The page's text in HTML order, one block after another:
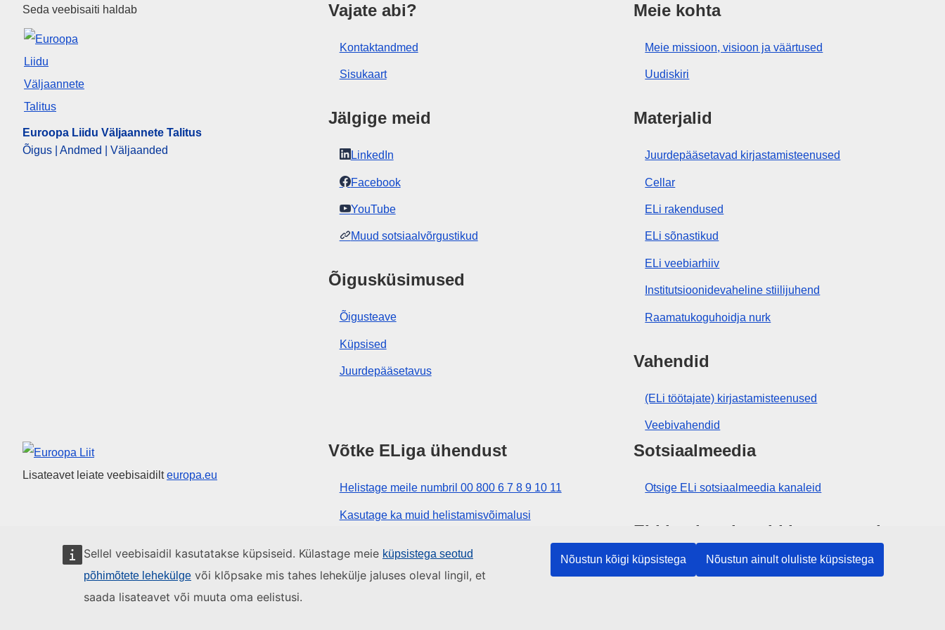
Sellel veebisaidil kasutatakse küpsiseid. Külastage meie küpsistega seotud
põhimõtete lehekülge või klõpsake mis tahes lehekülje jaluses oleval lingil, et
saada lisateavet või muuta oma eelistusi.
Nõustun kõigi küpsistega Nõustun ainult oluliste küpsistega
Euroopa Liidu Väljaannete Talitus
Seda veebisaiti haldab
Euroopa Liidu Väljaannete Talitus
Õigus | Andmed | Väljaanded
Vajate abi?
Kontaktandmed
Sisukaart
Jälgige meid
LinkedIn
Facebook
YouTube
Muud sotsiaalvõrgustikud
Õigusküsimused
Õigusteave
Küpsised
Juurdepääsetavus
Meie kohta
Meie missioon, visioon ja väärtused
Uudiskiri
Materjalid
Juurdepääsetavad kirjastamisteenused
Cellar
ELi rakendused
ELi sõnastikud
ELi veebiarhiiv
Institutsioonidevaheline stiilijuhend
Raamatukoguhoidja nurk
Vahendid
(ELi töötajate) kirjastamisteenused
Veebivahendid
Euroopa Liit
Lisateavet leiate veebisaidilteuropa.eu
Võtke ELiga ühendust
Helistage meile numbril 00 800 6 7 8 9 10 11
Kasutage ka muid helistamisvõimalusi
Külastage meid ELi teabekeskuses
Sotsiaalmeedia
Otsige ELi sotsiaalmeedia kanaleid
ELi institutsioonid ja asutused
Otsige kõiki ELi institutsioone ja ameteid